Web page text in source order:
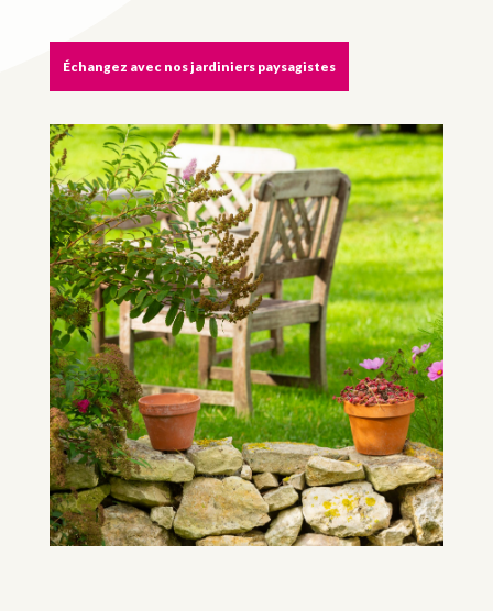
Échangez avec nos jardiniers paysagistes